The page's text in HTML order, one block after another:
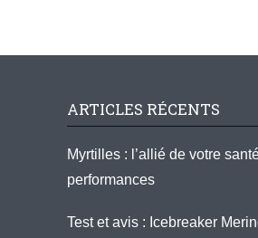
ARTICLES RÉCENTS
Myrtilles : l’allié de votre
performances
Test et avis : Icebreaker